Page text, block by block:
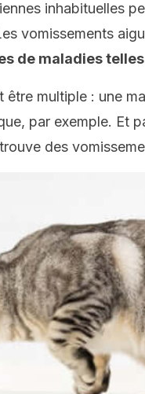
inhabituelles
vomissements
de maladies
être multiple : une
par exemple. Et
des